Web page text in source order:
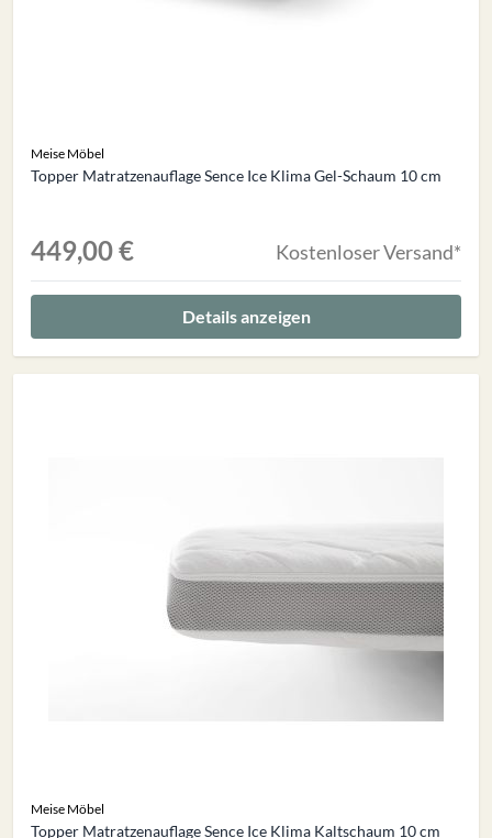
Meise Möbel
Topper Matratzenauflage Sence Ice Klima Gel-Schaum 10 cm
449,00 € Kostenloser Versand*
Details anzeigen
Meise Möbel
Topper Matratzenauflage Sence Ice Klima Kaltschaum 10 cm